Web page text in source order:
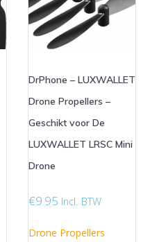
DrPhone – LUXWALLET
Drone Propellers –
Geschikt voor De
LUXWALLET LRSC Mini
Drone
€9.95 Incl. BTW
Drone Propellers